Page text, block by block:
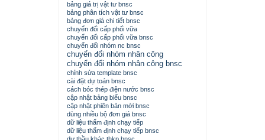
bảng giá trị vật tư bnsc
bảng phân tích vật tư bnsc
bảng đơn giá chi tiết bnsc
chuyển đổi cấp phối vữa
chuyển đổi cấp phối vữa bnsc
chuyển đổi nhóm nc bnsc
chuyển đổi nhóm nhân công
chuyển đổi nhóm nhân công bnsc
chỉnh sửa template bnsc
cài đặt dự toán bnsc
cách bóc thép điện nước bnsc
cập nhật bảng biểu bnsc
cập nhật phiên bản mới bnsc
dùng nhiều bộ đơn giá bnsc
dữ liệu thẩm định chạy tiếp
dữ liệu thẩm định chạy tiếp bnsc